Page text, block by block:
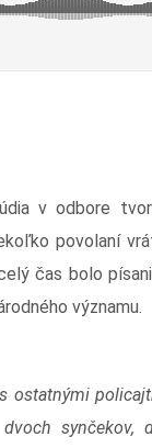
v odbore
povolaní
čas bolo
významu.
ostatnými
synčekov,